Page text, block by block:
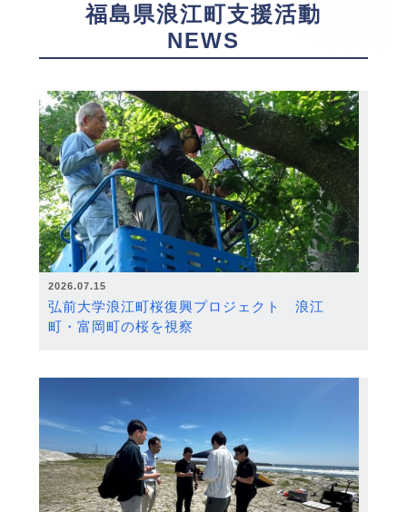
福島県浪江町支援活動
NEWS
2026.07.15
弘前大学浪江町桜復興プロジェクト 浪江
町・富岡町の桜を視察